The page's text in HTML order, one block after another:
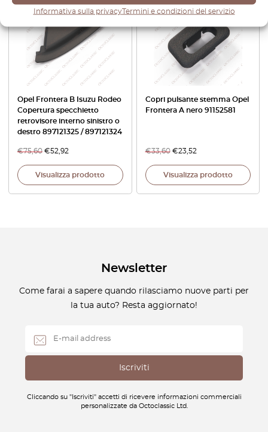
Informativa sulla privacyTermini e condizioni del servizio
Opel Frontera B Isuzu Rodeo
Copertura specchietto
retrovisore interno sinistro o
destro 897121325 / 897121324
€75,60 €52,92
Visualizza prodotto
Copri pulsante stemma Opel
Frontera A nero 91152581
€33,60 €23,52
Visualizza prodotto
Newsletter
Come farai a sapere quando rilasciamo nuove parti per
la tua auto? Resta aggiornato!
Cliccando su "Iscriviti" accetti di ricevere informazioni commerciali
personalizzate da Octoclassic Ltd.